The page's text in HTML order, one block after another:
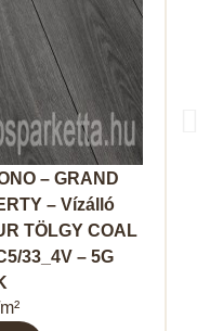
– GRAND
– Vízálló
TÖLGY COAL
33_4V – 5G